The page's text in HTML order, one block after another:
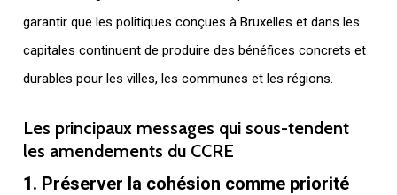
garantir que les politiques conçues à Bruxelles et dans les
capitales continuent de produire des bénéfices concrets et
durables pour les villes, les communes et les régions.
Les principaux messages qui sous-tendent
les amendements du CCRE
1. Préserver la cohésion comme priorité